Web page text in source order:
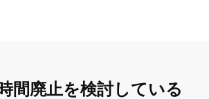
間廃止を検討している